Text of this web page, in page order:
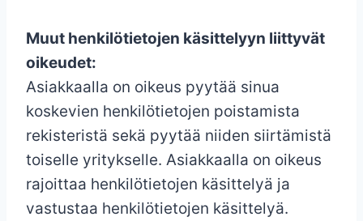
Muut henkilötietojen käsittelyyn liittyvät
oikeudet:
Asiakkaalla on oikeus pyytää sinua
koskevien henkilötietojen poistamista
rekisteristä sekä pyytää niiden siirtämistä
toiselle yritykselle. Asiakkaalla on oikeus
rajoittaa henkilötietojen käsittelyä ja
vastustaa henkilötietojen käsittelyä.